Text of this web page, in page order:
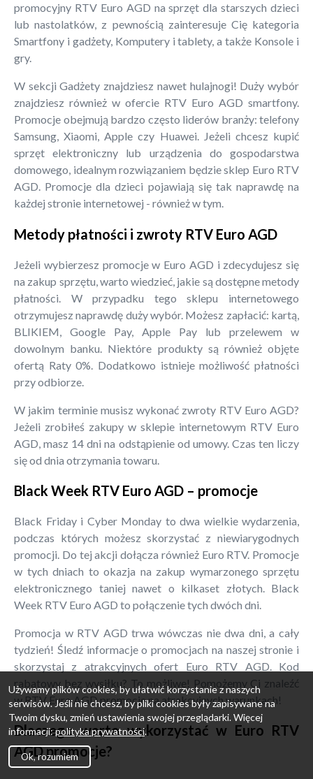
promocyjny RTV Euro AGD na sprzęt dla starszych dzieci
lub nastolatków, z pewnością zainteresuje Cię kategoria
Smartfony i gadżety, Komputery i tablety, a także Konsole i
gry.
W sekcji Gadżety znajdziesz nawet hulajnogi! Duży wybór
znajdziesz również w ofercie RTV Euro AGD smartfony.
Promocje obejmują bardzo często liderów branży: telefony
Samsung, Xiaomi, Apple czy Huawei. Jeżeli chcesz kupić
sprzęt elektroniczny lub urządzenia do gospodarstwa
domowego, idealnym rozwiązaniem będzie sklep Euro RTV
AGD. Promocje dla dzieci pojawiają się tak naprawdę na
każdej stronie internetowej - również w tym.
Metody płatności i zwroty RTV Euro AGD
Jeżeli wybierzesz promocje w Euro AGD i zdecydujesz się
na zakup sprzętu, warto wiedzieć, jakie są dostępne metody
płatności. W przypadku tego sklepu internetowego
otrzymujesz naprawdę duży wybór. Możesz zapłacić: kartą,
BLIKIEM, Google Pay, Apple Pay lub przelewem w
dowolnym banku. Niektóre produkty są również objęte
ofertą Raty 0%. Dodatkowo istnieje możliwość płatności
przy odbiorze.
W jakim terminie musisz wykonać zwroty RTV Euro AGD?
Jeżeli zrobiłeś zakupy w sklepie internetowym RTV Euro
AGD, masz 14 dni na odstąpienie od umowy. Czas ten liczy
się od dnia otrzymania towaru.
Black Week RTV Euro AGD – promocje
Black Friday i Cyber Monday to dwa wielkie wydarzenia,
podczas których możesz skorzystać z niewiarygodnych
promocji. Do tej akcji dołącza również Euro RTV. Promocje
w tych dniach to okazja na zakup wymarzonego sprzętu
elektronicznego taniej nawet o kilkaset złotych. Black
Week RTV Euro AGD to połączenie tych dwóch dni.
Promocja w RTV AGD trwa wówczas nie dwa dni, a cały
tydzień! Śledź informacje o promocjach na naszej stronie i
skorzystaj z atrakcyjnych ofert Euro RTV AGD. Kod
rabatowy bez wysiłku? To możliwe! Pomożemy Ci znaleźć
w RTV Euro AGD promocje na atrakcyjnych warunkach!
Dlaczego warto wykorzystać w Euro RTV
AGD promocje?
Używamy plików cookies, by ułatwić korzystanie z naszych
serwisów. Jeśli nie chcesz, by pliki cookies były zapisywane na
Twoim dysku, zmień ustawienia swojej przeglądarki. Więcej
informacji:polityka prywatności.
Ok, rozumiem